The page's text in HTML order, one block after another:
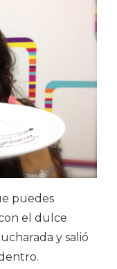
puedes
el dulce
y salió